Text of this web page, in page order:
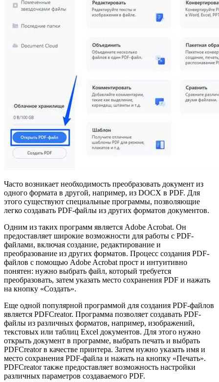
Часто возникает необходимость преобразовать документ из
одного формата в другой, например, из DOCX в PDF. Для
этого существуют специальные программы, позволяющие
легко создавать PDF-файлы из других форматов документов.
Одним из таких программ является Adobe Acrobat. Он
предоставляет широкие возможности для работы с PDF-
файлами, включая создание, редактирование и
преобразование из других форматов. Процесс создания PDF-
файлов с помощью Adobe Acrobat прост и интуитивно
понятен: нужно выбрать файл, который требуется
преобразовать, затем указать место сохранения PDF и нажать
на кнопку «Создать».
Еще одной популярной программой для создания PDF-файлов
является PDFCreator. Программа позволяет создавать PDF-
файлы из различных форматов, например, изображений,
текстовых или таблиц Excel документов. Для этого нужно
открыть документ в программе, выбрать печать и выбрать
PDFCreator в качестве принтера. Затем нужно указать имя и
место сохранения PDF-файла и нажать на кнопку «Печать».
PDFCreator также предоставляет возможность настройки
различных параметров создаваемого PDF.